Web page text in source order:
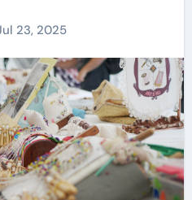
23, 2025